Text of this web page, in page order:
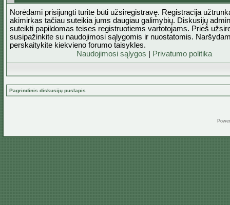
Norėdami prisijungti turite būti užsiregistravę. Registracija
akimirkas tačiau suteikia jums daugiau galimybių. Diskusijų
suteikti papildomas teises registruotiems vartotojams. Prieš
susipažinkite su naudojimosi sąlygomis ir nuostatomis.
perskaitykite kiekvieno forumo taisykles.
Naudojimosi sąlygos
Privatumo politika
Pagrindinis diskusijų puslapis